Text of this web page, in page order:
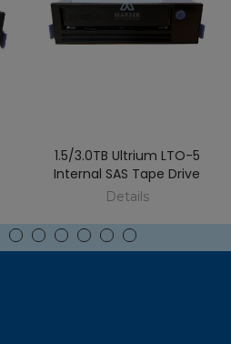
1.5/3.0TB Ultrium LTO-5
Internal SAS Tape Drive
Details